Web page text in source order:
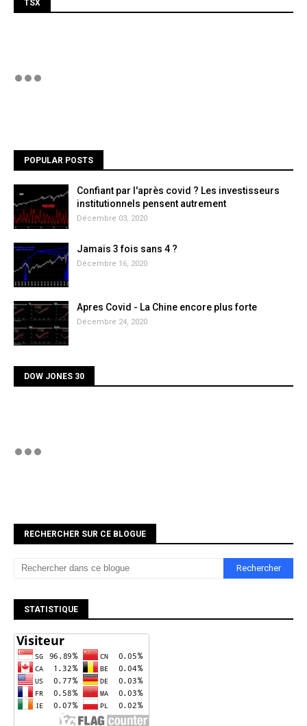
TSX
POPULAR POSTS
Confiant par l'après covid ? Les investisseurs
institutionnels pensent autrement
Décembre 03, 2020
Jamais 3 fois sans 4 ?
Décembre 16, 2020
Apres Covid - La Chine encore plus forte
Décembre 24, 2020
DOW JONES 30
RECHERCHER SUR CE BLOGUE
STATISTIQUE